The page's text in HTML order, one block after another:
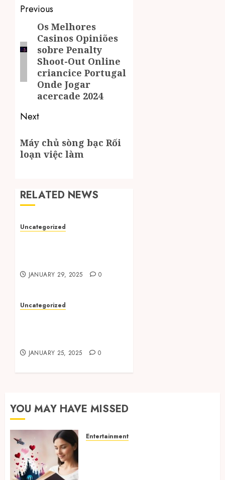
Post
navigation
Previous
Previous
post:
Os Melhores
Casinos Opiniões
sobre Penalty
Shoot-Out Online
criancice Portugal
Onde Jogar
acercade 2024
Next
post:
Máy chủ sòng bạc Rối
loạn việc làm
RELATED NEWS
Uncategorized
JANUARY 29, 2025 0
Uncategorized
JANUARY 25, 2025 0
YOU MAY HAVE MISSED
Entertainment